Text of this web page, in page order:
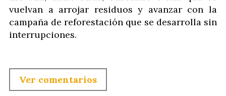
vuelvan a arrojar residuos y avanzar con la
campaña de reforestación que se desarrolla sin
interrupciones.
Ver comentarios